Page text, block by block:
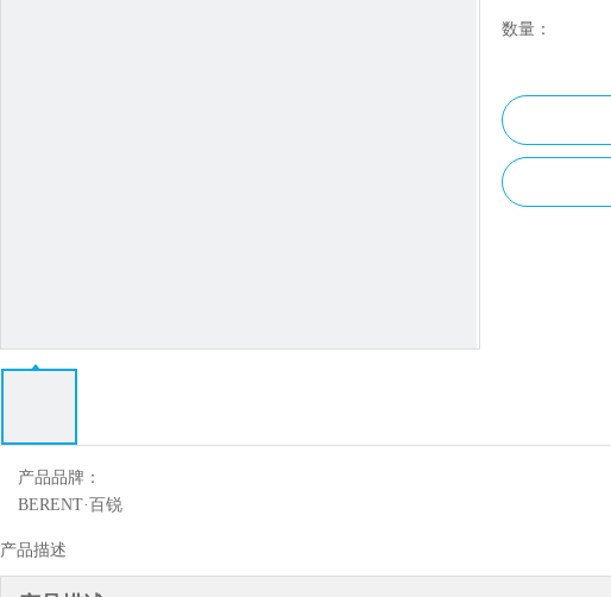
数量：
产品品牌：
BERENT·百锐
产品描述